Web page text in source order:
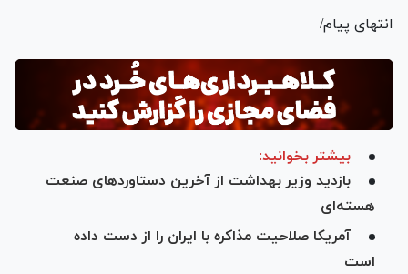
انتهای پیام/
بیشتر بخوانید:
بازدید وزیر بهداشت از آخرین دستاورد‌های صنعت
هسته‌ای
آمریکا صلاحیت مذاکره با ایران را از دست داده
است